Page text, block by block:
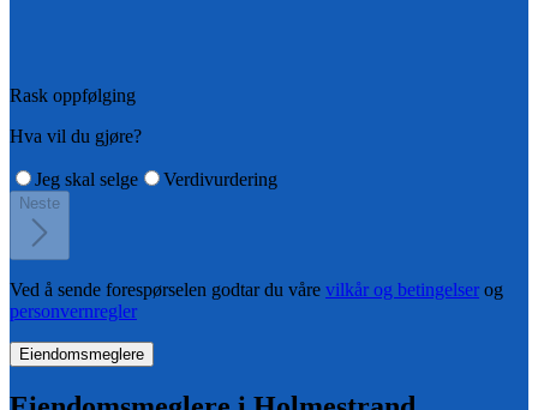
Rask oppfølging
Hva vil du gjøre?
Jeg skal selge Verdivurdering
Neste
Ved å sende forespørselen godtar du våre vilkår og betingelser og
personvernregler
Eiendomsmeglere